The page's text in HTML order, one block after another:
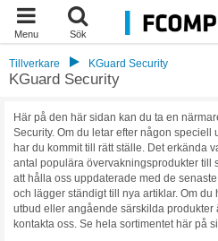
Menu Sök
Tillverkare KGuard Security
KGuard Security
Här på den här sidan kan du ta en
Security. Om du letar efter någon
har du kommit till rätt ställe. Det erkända
antal populära övervakningsprodukter till
att hålla oss uppdaterade med de
och lägger ständigt till nya artiklar. Om
utbud eller angående särskilda produkter
kontakta oss. Se hela sortimentet här på